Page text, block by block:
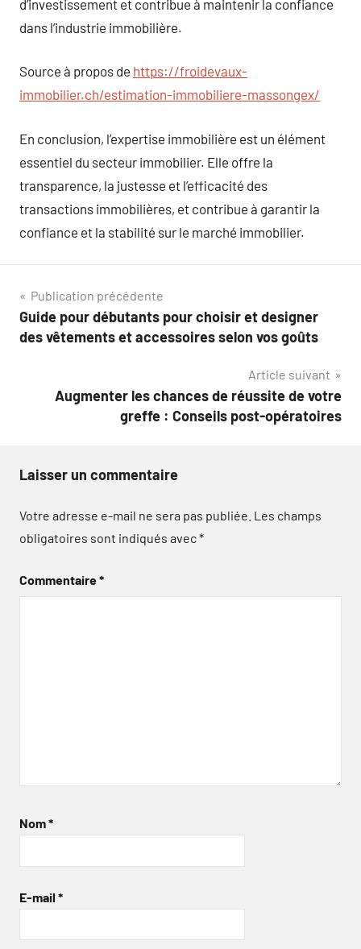
d’investissement et contribue à maintenir la confiance
dans l’industrie immobilière.
Source à propos de https://froidevaux-
immobilier.ch/estimation-immobiliere-massongex/
En conclusion, l’expertise immobilière est un élément
essentiel du secteur immobilier. Elle offre la
transparence, la justesse et l’efficacité des
transactions immobilières, et contribue à garantir la
confiance et la stabilité sur le marché immobilier.
Navigation
de
Publication précédente
Guide pour débutants pour choisir et designer
des vêtements et accessoires selon vos goûts
Article suivant
Augmenter les chances de réussite de votre
greffe : Conseils post-opératoires
Laisser un commentaire
Votre adresse e-mail ne sera pas publiée. Les champs
obligatoires sont indiqués avec*
Commentaire*
Nom*
E-mail *